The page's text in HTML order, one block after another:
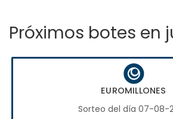
Próximos botes en
EUROMILLONES
Sorteo del día 07-08-